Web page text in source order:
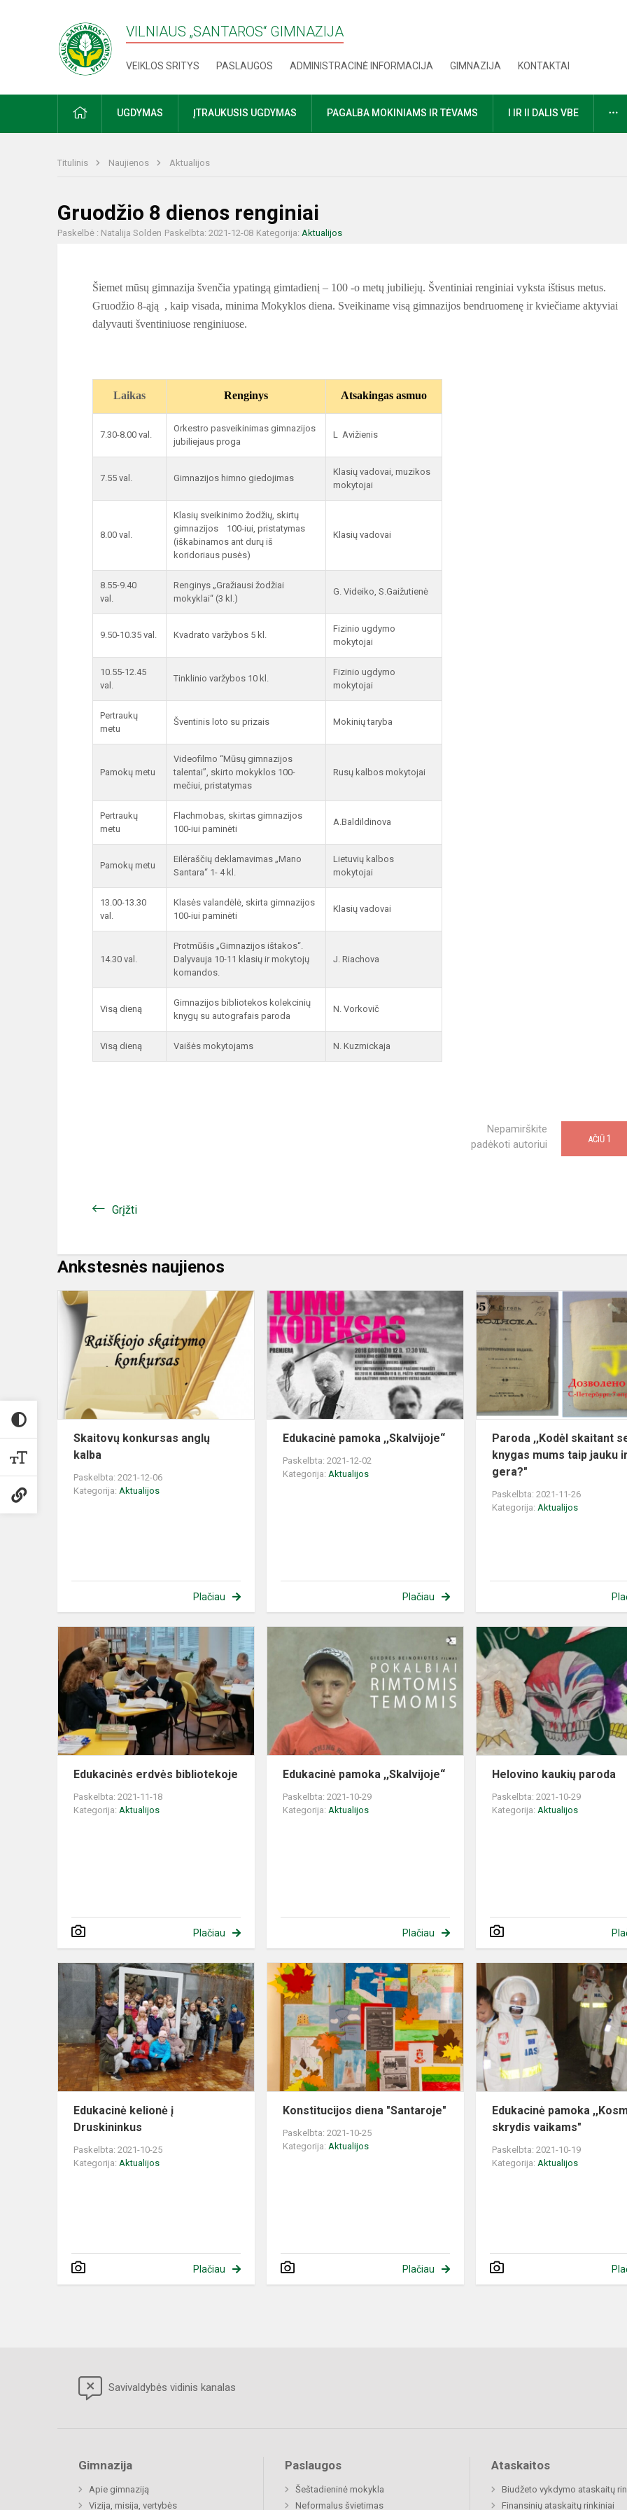
VILNIAUS „SANTAROS“ GIMNAZIJA
VEIKLOS SRITYS PASLAUGOS ADMINISTRACINĖ INFORMACIJA GIMNAZIJA KONTAKTAI
PRADŽIAUGDYMAS ĮTRAUKUSIS UGDYMAS PAGALBA MOKINIAMS IR TĖVAMS I IR II DALIS VBE
Titulinis Naujienos Aktualijos
Gruodžio 8 dienos renginiai
Paskelbė : Natalija Solden Paskelbta: 2021-12-08 Kategorija: Aktualijos
Šiemet mūsų gimnazija švenčia ypatingą gimtadienį – 100 -o metų jubiliejų. Šventiniai renginiai vyksta ištisus metus.
Gruodžio 8-ąją , kaip visada, minima Mokyklos diena. Sveikiname visą gimnazijos bendruomenę ir kviečiame aktyviai
dalyvauti šventiniuose renginiuose.
Laikas Renginys Atsakingas asmuo
7.30-8.00 val.
Orkestro pasveikinimas gimnazijos
jubiliejaus proga
L Avižienis
7.55 val. Gimnazijos himno giedojimas
Klasių vadovai, muzikos
mokytojai
8.00 val.
Klasių sveikinimo žodžių, skirtų
gimnazijos 100-iui, pristatymas
(iškabinamos ant durų iš
koridoriaus pusės)
Klasių vadovai
8.55-9.40
val.
Renginys „Gražiausi žodžiai
mokyklai“ (3 kl.)
G. Videiko, S.Gaižutienė
9.50-10.35 val. Kvadrato varžybos 5 kl.
Fizinio ugdymo
mokytojai
10.55-12.45
val.
Tinklinio varžybos 10 kl.
Fizinio ugdymo
mokytojai
Pertraukų
metu
Šventinis loto su prizais Mokinių taryba
Pamokų metu
Videofilmo “Mūsų gimnazijos
talentai”, skirto mokyklos 100-
mečiui, pristatymas
Rusų kalbos mokytojai
Pertraukų
metu
Flachmobas, skirtas gimnazijos
100-iui paminėti
A.Baldildinova
Pamokų metu
Eilėraščių deklamavimas „Mano
Santara“ 1- 4 kl.
Lietuvių kalbos
mokytojai
13.00-13.30
val.
Klasės valandėlė, skirta gimnazijos
100-iui paminėti
Klasių vadovai
14.30 val.
Protmūšis „Gimnazijos ištakos“.
Dalyvauja 10-11 klasių ir mokytojų
komandos.
J. Riachova
Visą dieną
Gimnazijos bibliotekos kolekcinių
knygų su autografais paroda
N. Vorkovič
Visą dieną Vaišės mokytojams N. Kuzmickaja
Nepamirškite
padėkoti autoriui
AČIŪ 1
Grįžti
Ankstesnės naujienos
Skaitovų
konkursas
anglų
kalba
Skaitovų konkursas anglų
kalba
Paskelbta: 2021-12-06
Kategorija: Aktualijos
Plačiau
Edukacinė
pamoka
,,Skalvijoje“
Edukacinė pamoka ,,Skalvijoje“
Paskelbta: 2021-12-02
Kategorija:Aktualijos
Plačiau
Paroda ,,Kodėl skaitant
knygas mums taip jauku ir
gera?"
Paskelbta: 2021-11-26
Kategorija:Aktualijos
Edukacinės
erdvės
bibliotekoje
Edukacinės erdvės bibliotekoje
Paskelbta: 2021-11-18
Kategorija: Aktualijos
Plačiau
Edukacinė
pamoka
,,Skalvijoje“
Edukacinė pamoka ,,Skalvijoje“
Paskelbta: 2021-10-29
Kategorija:Aktualijos
Plačiau
Helovino kaukių paroda
Paskelbta: 2021-10-29
Kategorija:Aktualijos
Edukacinė
kelionė
į
Druskininkus
Edukacinė kelionė į
Druskininkus
Paskelbta: 2021-10-25
Kategorija: Aktualijos
Plačiau
Konstitucijos
diena
"Santaroje"
Konstitucijos diena "Santaroje"
Paskelbta: 2021-10-25
Kategorija:Aktualijos
Plačiau
Edukacinė pamoka
skrydis vaikams"
Paskelbta: 2021-10-19
Kategorija:Aktualijos
Savivaldybės vidinis kanalas
Gimnazija
Apie gimnaziją
Vizija, misija, vertybės
Paslaugos
Šeštadieninė mokykla
Neformalus švietimas
Ataskaitos
Biudžeto vykdymo ataskaitų
Finansinių ataskaitų rinkiniai